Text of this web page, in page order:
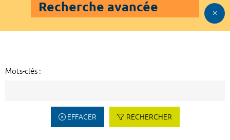
Recherche avancée
Mots-clés :
EFFACER RECHERCHER